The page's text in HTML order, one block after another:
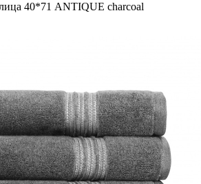
40*71 ANTIQUE charcoal